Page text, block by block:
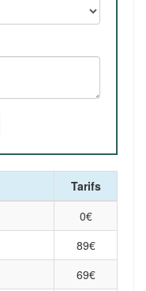
Tarifs
0€
89€
69€